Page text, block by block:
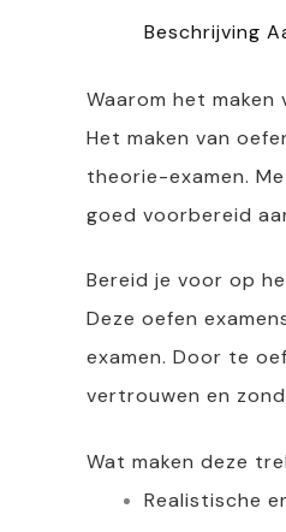
Beschrijving
Waarom het maken
Het maken van
theorie-examen.
goed voorbereid
Bereid je voor op
Deze oefen
examen. Door te
vertrouwen en
Wat maken deze
Realistische